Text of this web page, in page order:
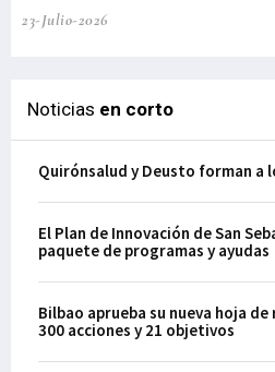
23-Julio-2026
Noticias en corto
Quirónsalud y Deusto forman
El Plan de Innovación de San
paquete de programas y ayudas
Bilbao aprueba su nueva hoja
300 acciones y 21 objetivos